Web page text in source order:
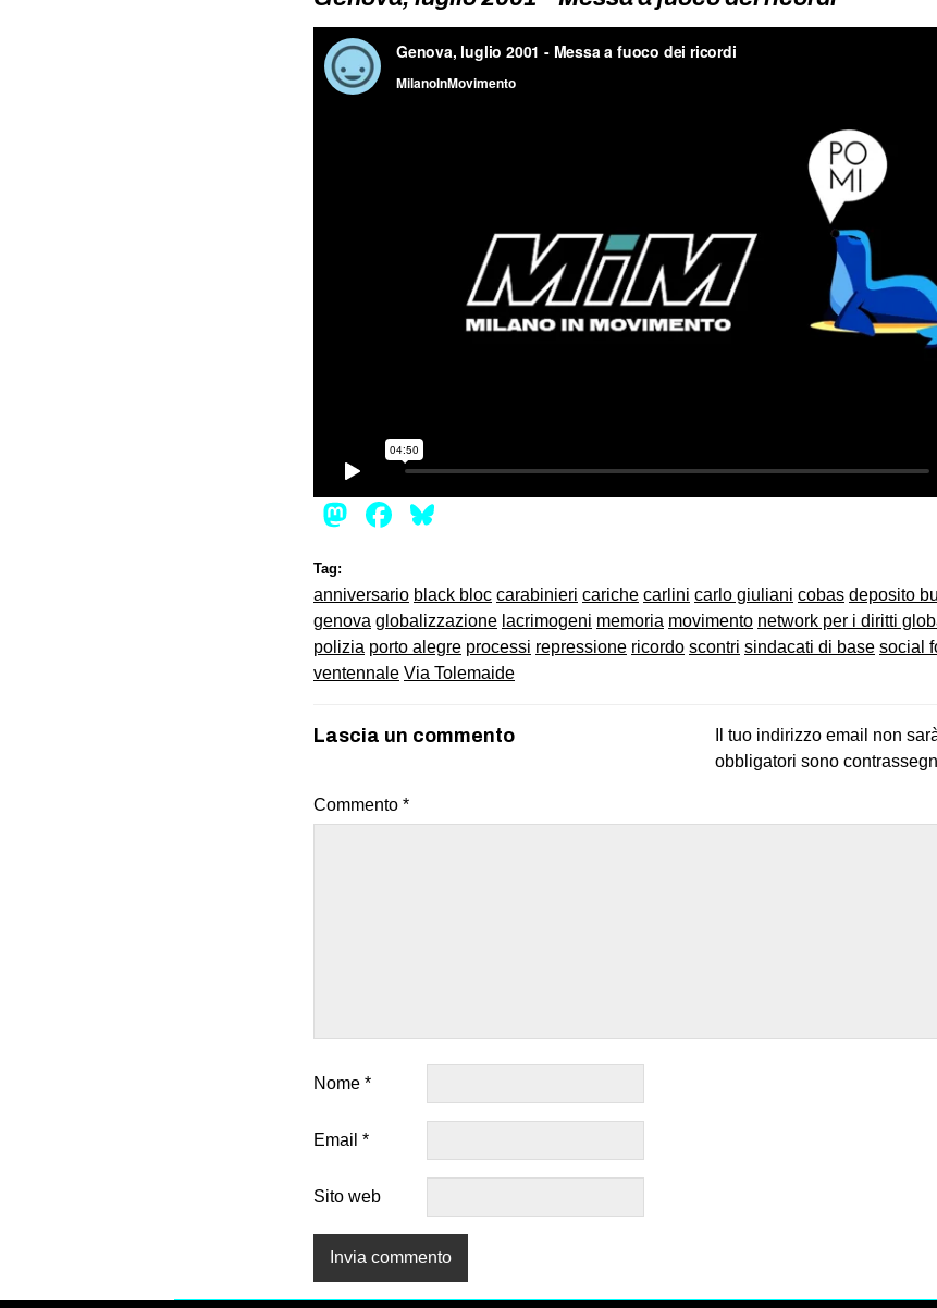
Mastodon
Facebook
Tag:
anniversario black bloc carabinieri cariche carlini carlo giuliani cobas deposito
genova globalizzazione lacrimogeni memoria movimento network per i diritti
polizia porto alegre processi repressione ricordo scontri sindacati di base social
ventennale Via Tolemaide
Lascia un commento Il tuo indirizzo email non
obbligatori sono
Commento *
Nome *
Email *
Sito web